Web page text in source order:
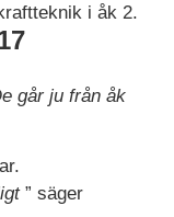
i åk 2.
går ju från åk
” säger